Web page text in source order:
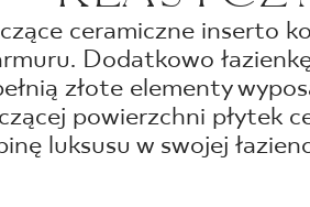
ceramiczne inserto
Dodatkowo
złote elementy
powierzchni płytek
luksusu w swojej